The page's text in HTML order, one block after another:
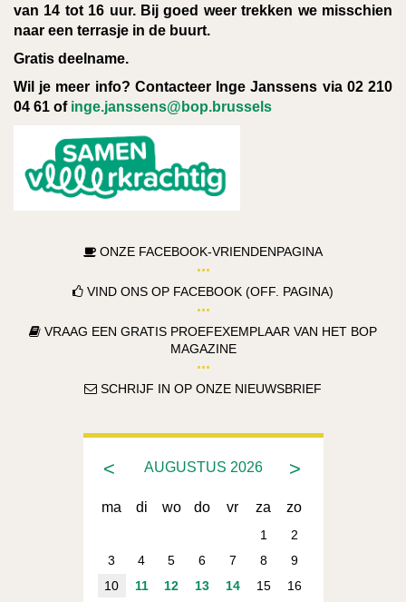
van 14 tot 16 uur. Bij goed weer trekken we misschien
naar een terrasje in de buurt.
Gratis deelname.
Wil je meer info? Contacteer Inge Janssens via 02 210
04 61 of inge.janssens@bop.brussels
ONZE FACEBOOK-VRIENDENPAGINA
VIND ONS OP FACEBOOK (OFF. PAGINA)
VRAAG EEN GRATIS PROEFEXEMPLAAR VAN HET BOP
MAGAZINE
SCHRIJF IN OP ONZE NIEUWSBRIEF
< >
AUGUSTUS 2026
ma di wo do vr za zo
1
2
3
4 5 6 7 8
9
10
11 12 13 14 15
16